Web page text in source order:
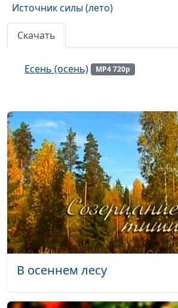
Источник силы (лето)
После дневного зноя (лето)
Подобно воробью (март апрель)
Очнувшаяся земля (апрель май)
Отрада в Господе (март апрель)
Пробуждение (март апрель)
Новые силы (март апрель)
Не бойся (апрель)
Листом зелёным леса дышали (лето)
Источник небесного утешения
Скачать
Есень (осень) MP4 720p
В осеннем лесу